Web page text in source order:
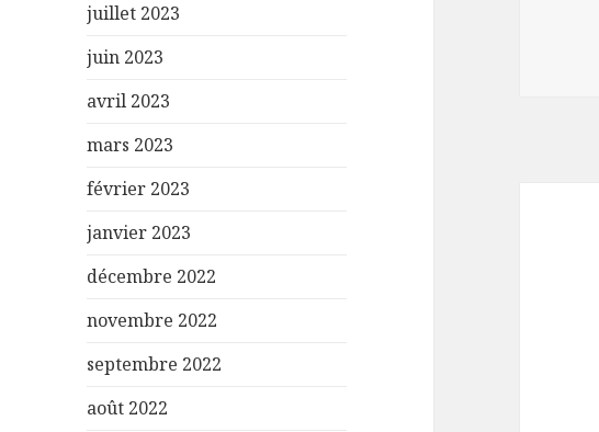
juillet 2023
juin 2023
avril 2023
mars 2023
février 2023
janvier 2023
décembre 2022
novembre 2022
septembre 2022
août 2022